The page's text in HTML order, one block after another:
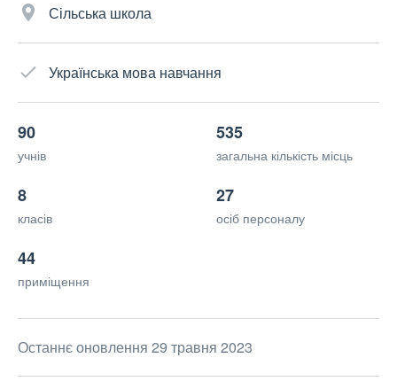
Сільська школа
Українська мова навчання
90
учнів
535
загальна кількість місць
8
класів
27
осіб персоналу
44
приміщення
Останнє оновлення 29 травня 2023